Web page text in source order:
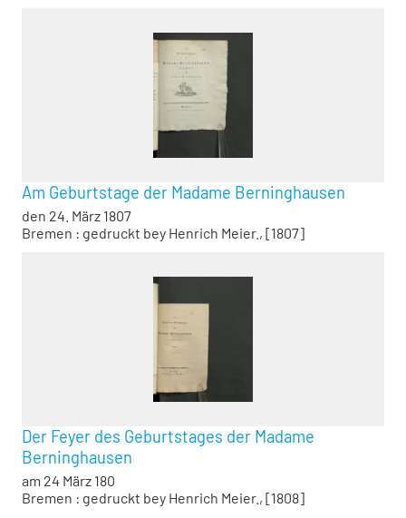
Am Geburtstage der Madame Berninghausen
den 24. März 1807
Bremen : gedruckt bey Henrich Meier., [1807]
Der Feyer des Geburtstages der Madame
Berninghausen
am 24 März 180
Bremen : gedruckt bey Henrich Meier., [1808]